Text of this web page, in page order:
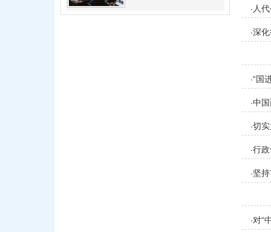
· 人
·深
·“国
·中
·切
·行
·坚
·对“